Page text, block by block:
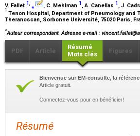
V. Fallet 1,⁎ , C. Mehlman 1 , A. Canellas 1 , J.
1
Tenon Hospital, Department of Pneumology and
Theranoscan, Sorbonne Université, 75020 Paris,
*Auteur correspondant.Adresse e-mail :
PDF Article
Résumé
Mots clés
Figures
Bienvenue sur EM-consulte, la
Article gratuit.
Connectez-vous pour en bénéficier!
Résumé